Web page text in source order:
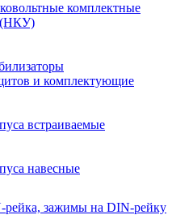
комплектные
(НКУ)
и комплектующие
встраиваемые
навесные
рейка, зажимы на DIN-рейку